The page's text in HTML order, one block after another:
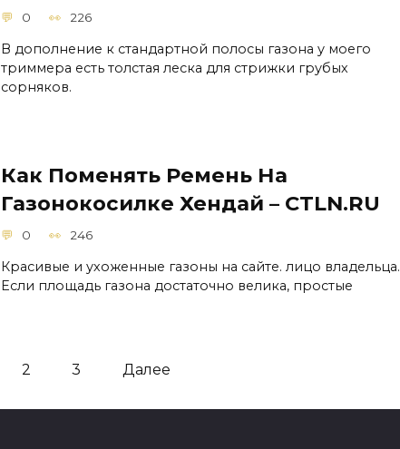
0 226
В дополнение к стандартной полосы газона у моего
триммера есть толстая леска для стрижки грубых
сорняков.
Как Поменять Ремень На
Газонокосилке Хендай – CTLN.RU
0 246
Красивые и ухоженные газоны на сайте. лицо владельца.
Если площадь газона достаточно велика, простые
2 3 Далее